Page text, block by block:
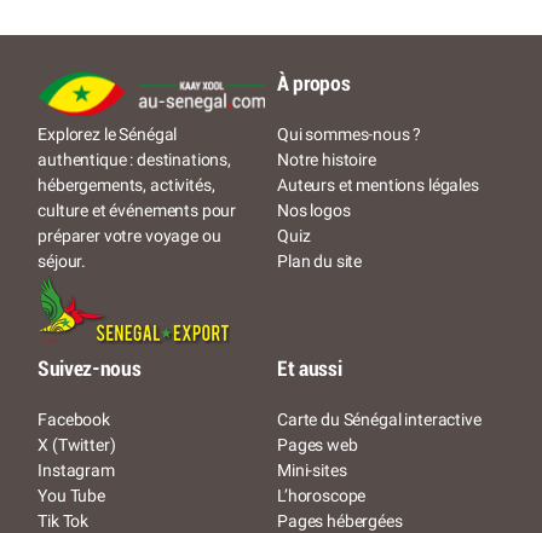
Explorez le Sénégal
authentique : destinations,
hébergements, activités,
culture et événements pour
préparer votre voyage ou
séjour.
À propos
Qui sommes-nous ?
Notre histoire
Auteurs et mentions légales
Nos logos
Quiz
Plan du site
Suivez-nous
Facebook
X (Twitter)
Instagram
You Tube
Tik Tok
Et aussi
Carte du Sénégal interactive
Pages web
Mini-sites
L’horoscope
Pages hébergées